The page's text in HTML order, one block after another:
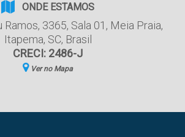
ONDE ESTAMOS
Ramos, 3365, Sala 01 , Meia Praia,
Itapema, SC, Brasil
CRECI: 2486-J
Ver no Mapa